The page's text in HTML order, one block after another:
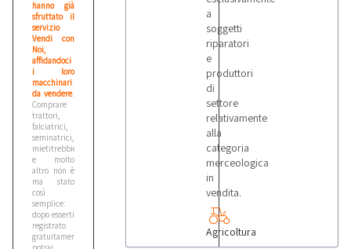
hanno già
sfruttato il
servizio
Vendi con
Noi,
affidandoci
i loro
macchinari
da vendere.
Comprare
trattori,
falciatrici,
seminatrici,
mietitrebbie
e molto
altro non è
ma stato
così
semplice:
dopo esserti
registrato
gratuitamente,
a
soggetti
riparatori
e
produttori
di
settore
relativamente
alla
categoria
merceologica
in
vendita.
Agricoltura